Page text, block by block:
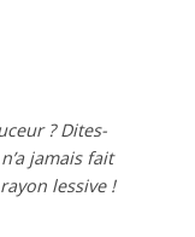
? Dites-
jamais fait
lessive !